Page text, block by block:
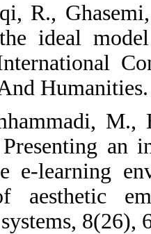
20. Marzooqi,
Presenting
education.
Economics And
21.
M. (2013).
collaborative
the role of
educational